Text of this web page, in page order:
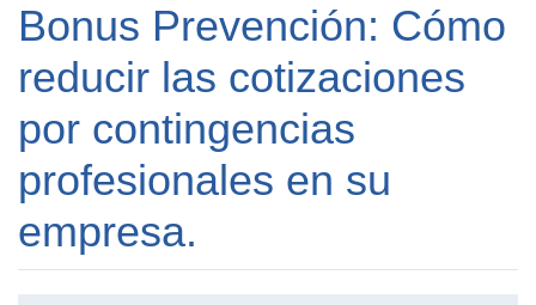
Bonus Prevención: Cómo
reducir las cotizaciones
por contingencias
profesionales en su
empresa.